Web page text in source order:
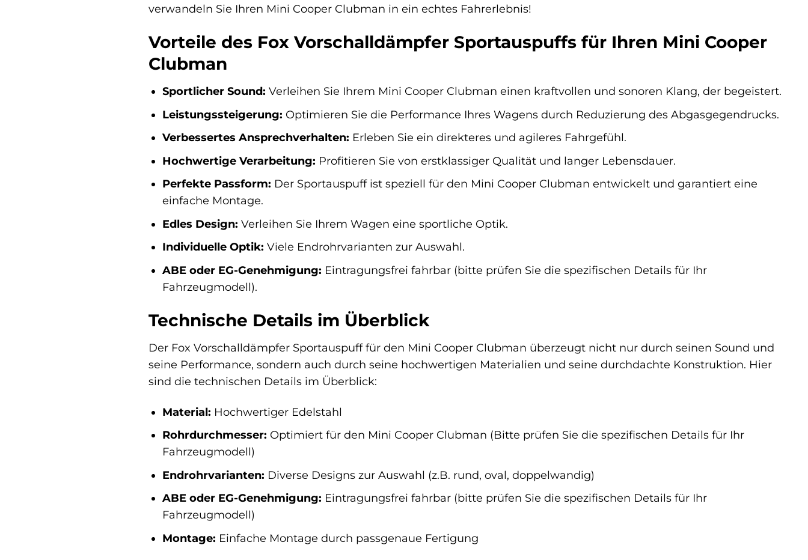
verwandeln Sie Ihren Mini Cooper Clubman in ein echtes Fahrerlebnis!
Vorteile des Fox Vorschalldämpfer Sportauspuffs für Ihren Mini Cooper
Clubman
Sportlicher Sound: Verleihen Sie Ihrem Mini Cooper Clubman einen kraftvollen und sonoren Klang, der begeistert.
Leistungssteigerung: Optimieren Sie die Performance Ihres Wagens durch Reduzierung des Abgasgegendrucks.
Verbessertes Ansprechverhalten: Erleben Sie ein direkteres und agileres Fahrgefühl.
Hochwertige Verarbeitung: Profitieren Sie von erstklassiger Qualität und langer Lebensdauer.
Perfekte Passform: Der Sportauspuff ist speziell für den Mini Cooper Clubman entwickelt und garantiert eine
einfache Montage.
Edles Design: Verleihen Sie Ihrem Wagen eine sportliche Optik.
Individuelle Optik: Viele Endrohrvarianten zur Auswahl.
ABE oder EG-Genehmigung: Eintragungsfrei fahrbar (bitte prüfen Sie die spezifischen Details für Ihr
Fahrzeugmodell).
Technische Details im Überblick
Der Fox Vorschalldämpfer Sportauspuff für den Mini Cooper Clubman überzeugt nicht nur durch seinen Sound und
seine Performance, sondern auch durch seine hochwertigen Materialien und seine durchdachte Konstruktion. Hier
sind die technischen Details im Überblick:
Material: Hochwertiger Edelstahl
Rohrdurchmesser: Optimiert für den Mini Cooper Clubman (Bitte prüfen Sie die spezifischen Details für Ihr
Fahrzeugmodell)
Endrohrvarianten: Diverse Designs zur Auswahl (z.B. rund, oval, doppelwandig)
ABE oder EG-Genehmigung: Eintragungsfrei fahrbar (bitte prüfen Sie die spezifischen Details für Ihr
Fahrzeugmodell)
Montage: Einfache Montage durch passgenaue Fertigung